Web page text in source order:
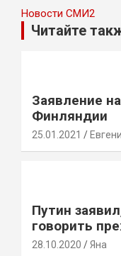
Новости СМИ2
Читайте
Заявление
Финляндии
25.01.2021
Путин
говорить
28.10.2020 Яна